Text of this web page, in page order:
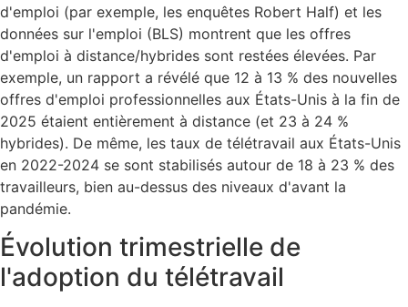
d'emploi (par exemple, les enquêtes Robert Half) et les
données sur l'emploi (BLS) montrent que les offres
d'emploi à distance/hybrides sont restées élevées. Par
exemple, un rapport a révélé que 12 à 13 % des nouvelles
offres d'emploi professionnelles aux États-Unis à la fin de
2025 étaient entièrement à distance (et 23 à 24 %
hybrides). De même, les taux de télétravail aux États-Unis
en 2022-2024 se sont stabilisés autour de 18 à 23 % des
travailleurs, bien au-dessus des niveaux d'avant la
pandémie.
Évolution trimestrielle de
l'adoption du télétravail